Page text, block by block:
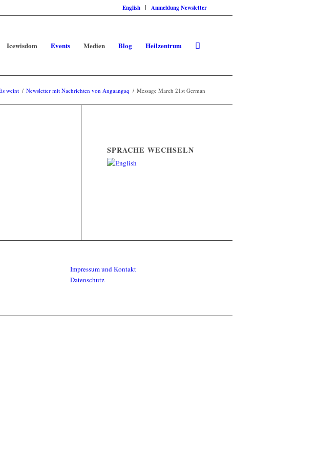
English Anmeldung Newsletter
Icewisdom Events Medien Blog Heilzentrum
weint / Newsletter mit Nachrichten von Angaangaq / Message March 21st German
SPRACHE WECHSELN
Impressum und Kontakt
Datenschutz